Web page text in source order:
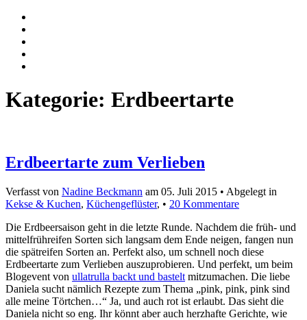
Kategorie: Erdbeertarte
Erdbeertarte zum Verlieben
Verfasst von Nadine Beckmann am 05. Juli 2015 • Abgelegt in
Kekse & Kuchen, Küchengeflüster, • 20 Kommentare
Die Erdbeersaison geht in die letzte Runde. Nachdem die früh- und
mittelfrühreifen Sorten sich langsam dem Ende neigen, fangen nun
die spätreifen Sorten an. Perfekt also, um schnell noch diese
Erdbeertarte zum Verlieben auszuprobieren. Und perfekt, um beim
Blogevent von ullatrulla backt und bastelt mitzumachen. Die liebe
Daniela sucht nämlich Rezepte zum Thema „pink, pink, pink sind
alle meine Törtchen…“ Ja, und auch rot ist erlaubt. Das sieht die
Daniela nicht so eng. Ihr könnt aber auch herzhafte Gerichte, wie